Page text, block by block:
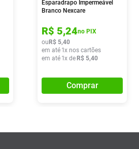
Esparadrapo Impermeável
Branco Nexcare
R$ 5,24no PIX
ou R$ 5,40
em até 1x nos cartões
em até 1x de R$ 5,40
Comprar